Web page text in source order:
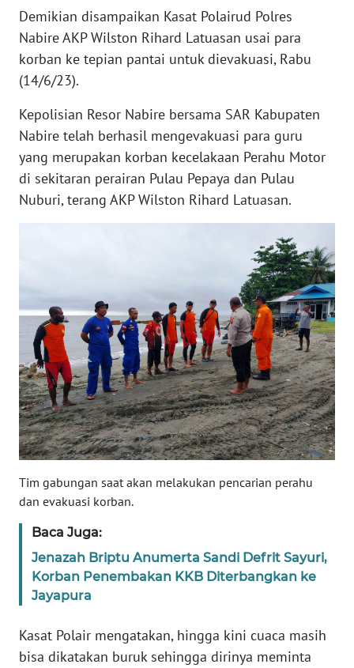
Demikian disampaikan Kasat Polairud Polres
Nabire AKP Wilston Rihard Latuasan usai para
korban ke tepian pantai untuk dievakuasi, Rabu
(14/6/23).
Kepolisian Resor Nabire bersama SAR Kabupaten
Nabire telah berhasil mengevakuasi para guru
yang merupakan korban kecelakaan Perahu Motor
di sekitaran perairan Pulau Pepaya dan Pulau
Nuburi, terang AKP Wilston Rihard Latuasan.
Tim gabungan saat akan melakukan pencarian perahu
dan evakuasi korban.
Baca Juga:
Jenazah Briptu Anumerta Sandi Defrit Sayuri,
Korban Penembakan KKB Diterbangkan ke
Jayapura
Kasat Polair mengatakan, hingga kini cuaca masih
bisa dikatakan buruk sehingga dirinya meminta
WN
WN
JAKARTA
JABAR
WN
BANTEN
WN
KEPRI
WN
PAPUA
WN
PAPUA
BARAT
RIAU
WN
SERAMBI
WN
JAMBI